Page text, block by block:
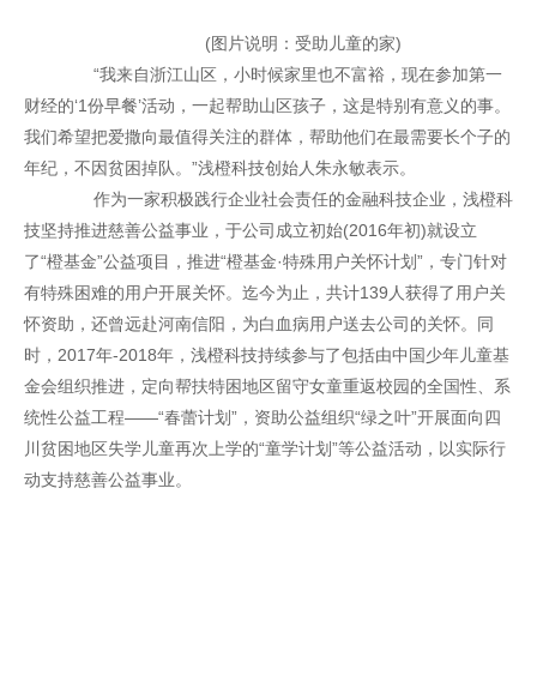
(图片说明：受助儿童的家)
“我来自浙江山区，小时候家里也不富裕，现在参加第一
财经的‘1份早餐’活动，一起帮助山区孩子，这是特别有意义的事。
我们希望把爱撒向最值得关注的群体，帮助他们在最需要长个子的
年纪，不因贫困掉队。”浅橙科技创始人朱永敏表示。
作为一家积极践行企业社会责任的金融科技企业，浅橙科
技坚持推进慈善公益事业，于公司成立初始(2016年初)就设立
了“橙基金”公益项目，推进“橙基金·特殊用户关怀计划”，专门针对
有特殊困难的用户开展关怀。迄今为止，共计139人获得了用户关
怀资助，还曾远赴河南信阳，为白血病用户送去公司的关怀。同
时，2017年-2018年，浅橙科技持续参与了包括由中国少年儿童基
金会组织推进，定向帮扶特困地区留守女童重返校园的全国性、系
统性公益工程——“春蕾计划”，资助公益组织“绿之叶”开展面向四
川贫困地区失学儿童再次上学的“童学计划”等公益活动，以实际行
动支持慈善公益事业。